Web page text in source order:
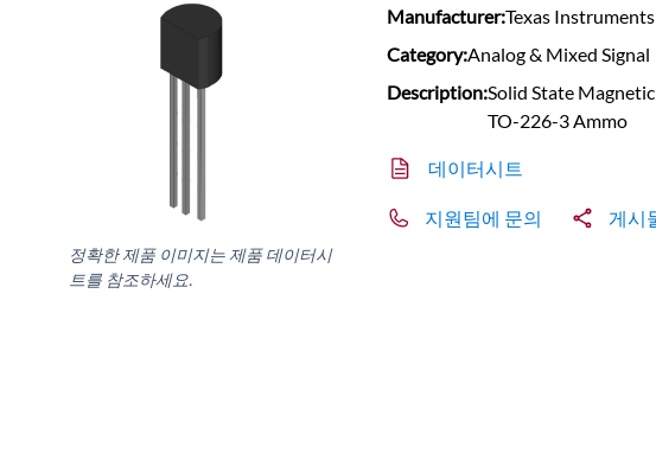
정확한 제품 이미지는 제품 데이터시
트를 참조하세요.
Manufacturer:Texas Instruments
Category:Analog & Mixed Signal
Description:Solid State
TO-226-3 Ammo
데이터시트
지원팀에 문의 게시